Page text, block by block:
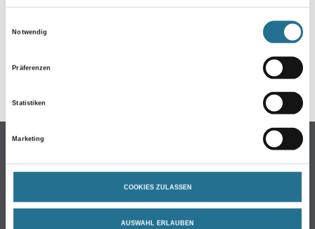
Notwendig
Präferenzen
Statistiken
Marketing
COOKIES ZULASSEN
AUSWAHL ERLAUBEN
ZUSATZINFOS
Online-Shop
Farbe
Trockenbau